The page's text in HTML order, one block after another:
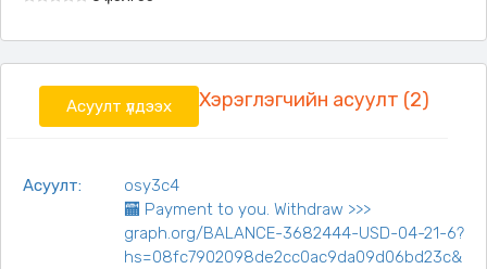
Хэрэглэгчийн асуулт (2)
Асуулт үлдээх
Асуулт:
osy3c4
🏧 Payment to you. Withdraw >>>
graph.org/BALANCE-3682444-USD-04-21-6?
hs=08fc7902098de2cc0ac9da09d06bd23c&